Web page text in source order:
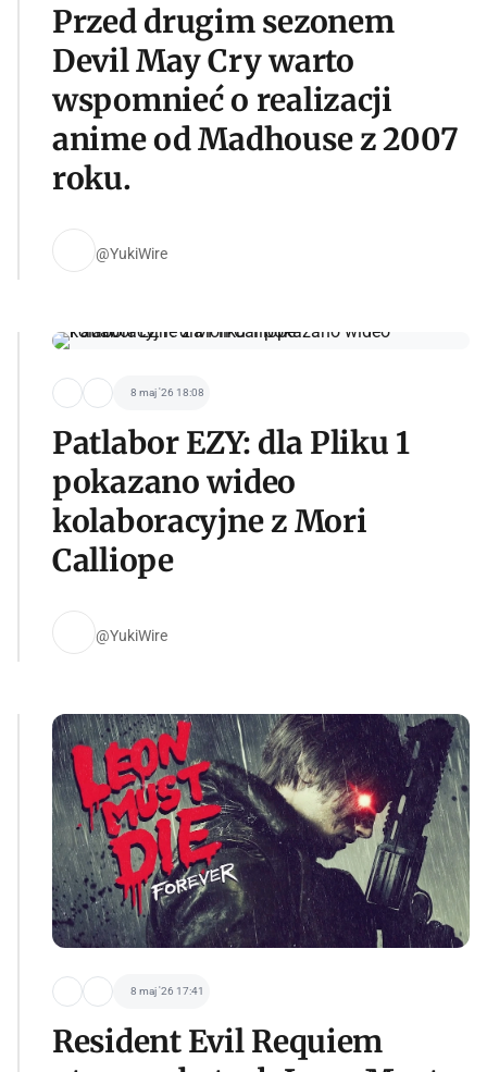
Przed drugim sezonem
Devil May Cry warto
wspomnieć o realizacji
anime od Madhouse z 2007
roku.
@YukiWire
8 maj '26 18:08
Patlabor EZY: dla Pliku 1
pokazano wideo
kolaboracyjne z Mori
Calliope
@YukiWire
8 maj '26 17:41
Resident Evil Requiem